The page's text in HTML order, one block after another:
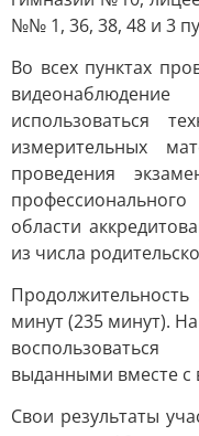
№№ 1, 36, 38, 48 и 3
Во всех пунктах
использоваться
измерительных
проведения
области
из числа
минут (235 минут).
выданными вместе
Свои результаты